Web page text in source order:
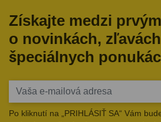
Získajte medzi
o novinkách,
špeciálnych
Po kliknutí na „PRIHLÁSIŤ SA“ Vám